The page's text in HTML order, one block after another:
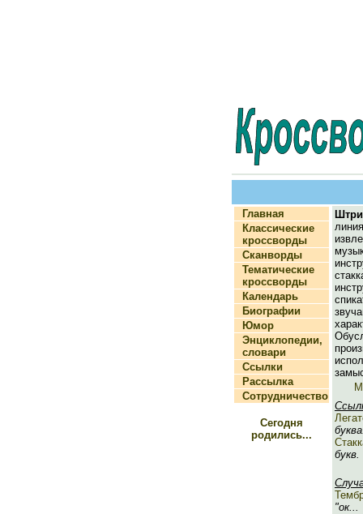
Главная
Классические
кроссворды
Сканворды
Тематические
кроссворды
Календарь
Биографии
Юмор
Энциклопедии,
словари
Ссылки
Рассылка
Сотрудничество
Сегодня
родились...
букв.
"ок...